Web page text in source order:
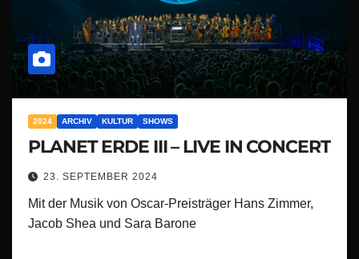
2024 ARCHIV KULTUR SHOWS
PLANET ERDE III – LIVE IN CONCERT
23. SEPTEMBER 2024
Mit der Musik von Oscar-Preisträger Hans Zimmer,
Jacob Shea und Sara Barone